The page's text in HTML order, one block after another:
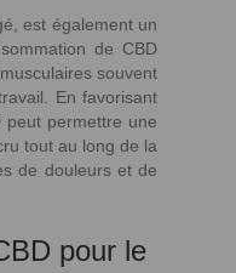
est également un
de CBD
souvent
En favorisant
peut permettre une
tout au long de la
de douleurs et de
pour le